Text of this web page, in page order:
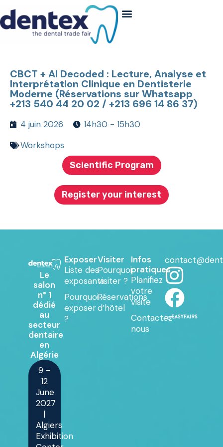
CBCT + AI Decoded : Lecture, Analyse et
Interprétation Clinique en Dentisterie
Moderne (Réservations sur Whatsapp
+213 540 44 20 02 / +213 696 14 86 37)
4 juin 2026
14h30 - 15h30
Workshops
Scientific Program
Register your interest
Le
salon
n° 1
dédié
au
secteur
dentaire
en
Algérie
9 -
12
June
2027
|
Algiers
Exhibition
Exposer
Liste des
exposants
Pourquoi
exposer
?
Visiter
Pourquoi
visiter ?
Réservations
d’hôtel
Infos
pratiques
Planifiez
votre
visite
Contactez-
nous